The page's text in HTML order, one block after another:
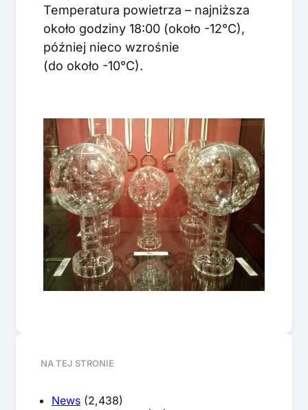
Temperatura powietrza – najniższa
około godziny 18:00 (około -12°C),
później nieco wzrośnie
(do około -10°C).
NA TEJ STRONIE
News (2,438)